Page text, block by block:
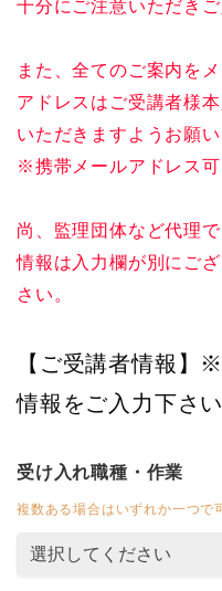
十分にご注意いただきご
また、全てのご案内を
アドレスはご受講者様
いただきますようお願い
※携帯メールアドレス可
尚、監理団体など代理
情報は入力欄が別にご
さい。
【ご受講者情報】
情報をご入力下さい
受け入れ職種・作業
複数ある場合はいずれか一つで